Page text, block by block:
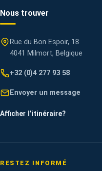
Nous trouver
Rue du Bon Espoir, 18
4041 Milmort, Belgique
+32 (0)4 277 93 58
Envoyer un message
Afficher l’itinéraire?
RESTEZ INFORMÉ